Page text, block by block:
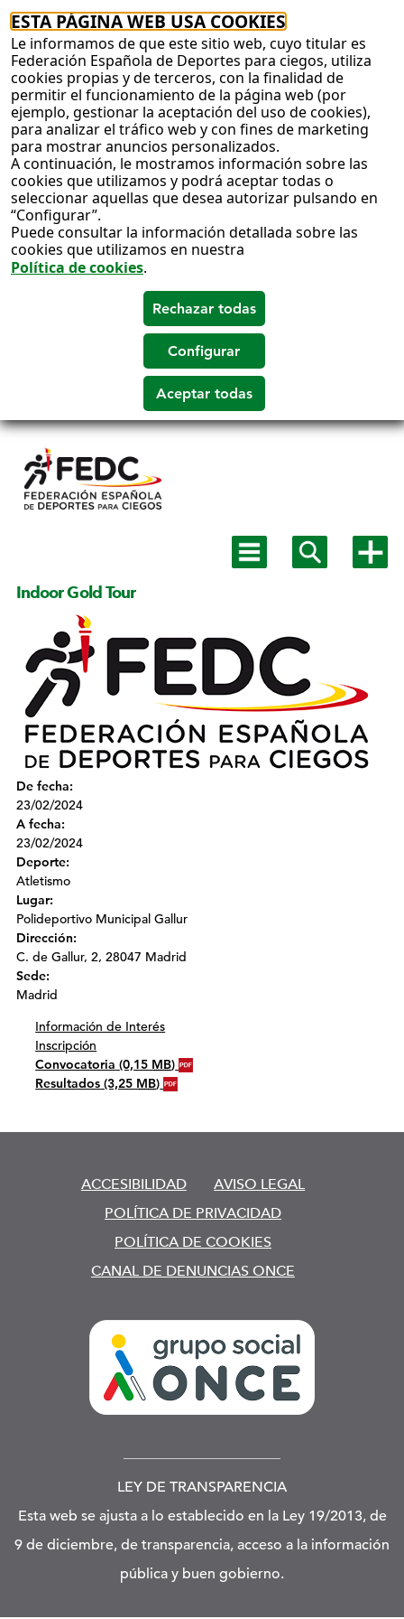
ESTA PÁGINA WEB USA COOKIES
Le informamos de que este sitio web, cuyo titular es
Federación Española de Deportes para ciegos, utiliza
cookies propias y de terceros, con la finalidad de
permitir el funcionamiento de la página web (por
ejemplo, gestionar la aceptación del uso de cookies),
para analizar el tráfico web y con fines de marketing
para mostrar anuncios personalizados.
A continuación, le mostramos información sobre las
cookies que utilizamos y podrá aceptar todas o
seleccionar aquellas que desea autorizar pulsando en
“Configurar”.
Puede consultar la información detallada sobre las
cookies que utilizamos en nuestra
Política de cookies.
Salto a
Mostrar
menú
Mostrar
buscadormás
Indoor Gold Tour
De fecha:
23/02/2024
A fecha:
23/02/2024
Deporte:
Atletismo
Lugar:
Polideportivo Municipal Gallur
Dirección:
C. de Gallur, 2, 28047 Madrid
Sede:
Madrid
Información de Interés
Inscripción
Convocatoria (0,15 MB)
Resultados (3,25 MB)
ACCESIBILIDAD
AVISO LEGAL
POLÍTICA DE PRIVACIDAD
POLÍTICA DE COOKIES
CANAL DE DENUNCIAS ONCE
LEY DE TRANSPARENCIA
Esta web se ajusta a lo establecido en la Ley 19/2013, de
9 de diciembre, de transparencia, acceso a la información
pública y buen gobierno.